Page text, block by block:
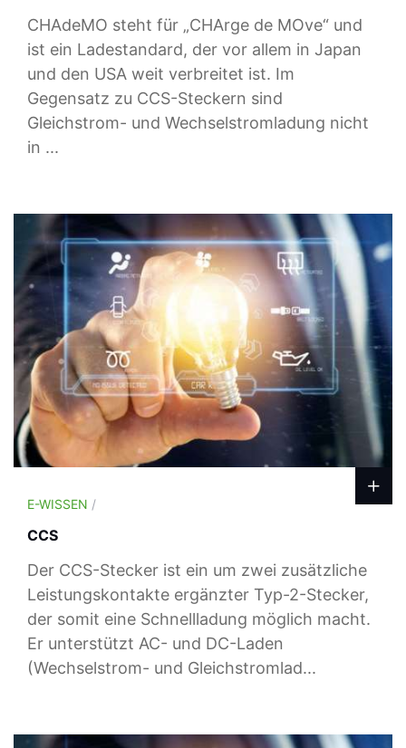
CHAdeMO steht für „CHArge de MOve“ und
ist ein Ladestandard, der vor allem in Japan
und den USA weit verbreitet ist. Im
Gegensatz zu CCS-Steckern sind
Gleichstrom- und Wechselstromladung nicht
in ...
E-WISSEN /
CCS
Der CCS-Stecker ist ein um zwei zusätzliche
Leistungskontakte ergänzter Typ-2-Stecker,
der somit eine Schnellladung möglich macht.
Er unterstützt AC- und DC-Laden
(Wechselstrom- und Gleichstromlad...